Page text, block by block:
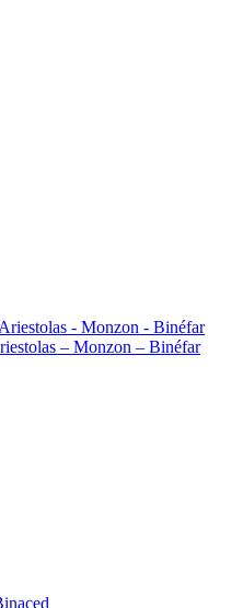
– Monzon – Binéfar